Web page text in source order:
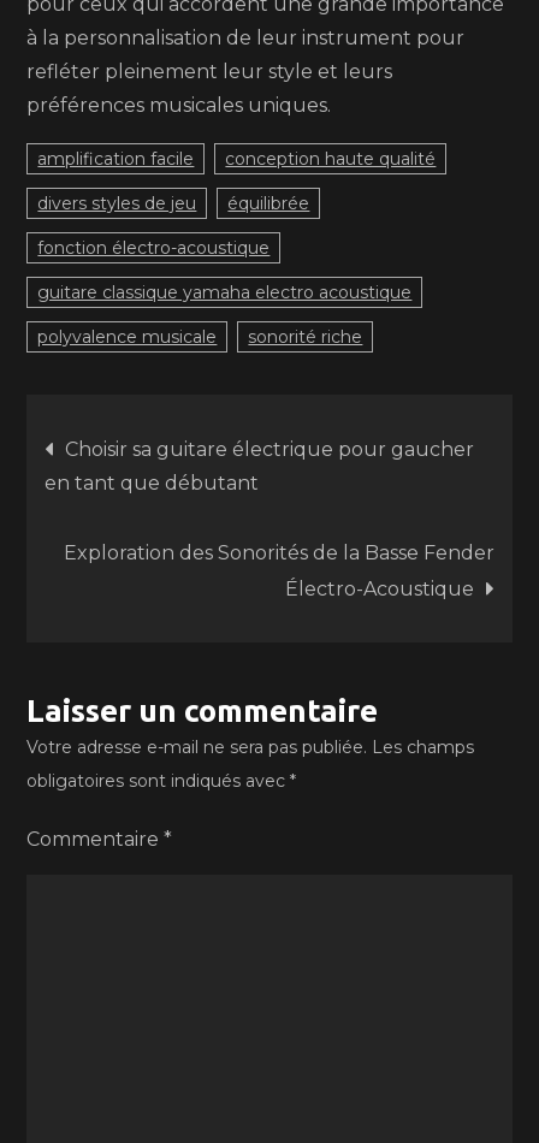
à la personnalisation de leur instrument pour
refléter pleinement leur style et leurs
préférences musicales uniques.
amplification facile conception haute qualité
divers styles de jeu équilibrée
fonction électro-acoustique
guitare classique yamaha electro acoustique
polyvalence musicale sonorité riche
Navigation
de
l’article
Choisir sa guitare électrique pour gaucher
en tant que débutant
Exploration des Sonorités de la Basse Fender
Électro-Acoustique
Laisser un commentaire
Votre adresse e-mail ne sera pas publiée. Les champs
obligatoires sont indiqués avec*
Commentaire*